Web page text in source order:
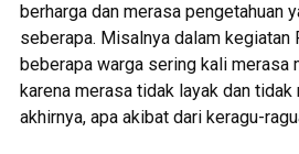
berharga dan merasa pengetahuan
seberapa. Misalnya dalam kegiatan
beberapa warga sering kali merasa
karena merasa tidak layak dan tidak
akhirnya, apa akibat dari keragu-